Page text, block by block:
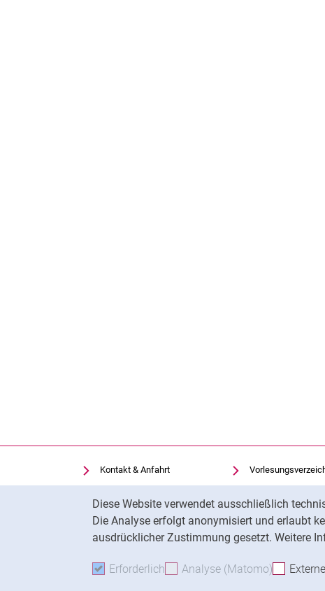
Diese Website verwendet ausschließlich
Die Analyse erfolgt anonymisiert und erlaubt
ausdrücklicher Zustimmung gesetzt. Weitere
Erforderlich Erforderliche Cookies akzeptieren
Analyse (Matomo) Analyse-
Kontakt & Anfahrt
Einrichtungen suchen
Stellenangebote
Cookie-Einstellungen
Uni-Bibliothek
Moodle
Panopto